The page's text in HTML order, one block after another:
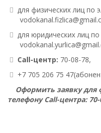
для физических лиц по
для юридических лиц по
Call-центр: 70-08-78,
+7 705 206 75
Оформить заявку
телефону Call-центра: 70-